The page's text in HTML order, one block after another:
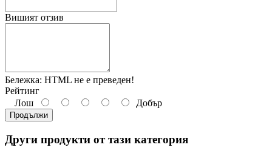
Вишият отзив
Бележка: HTML не е преведен!
Рейтинг
Лош
Добър
Продължи
Други продукти от тази категория